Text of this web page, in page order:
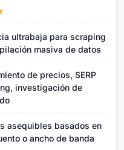
ultrabaja para scraping
masiva de datos
de precios, SERP
investigación de
asequibles basados ​​en
o ancho de banda